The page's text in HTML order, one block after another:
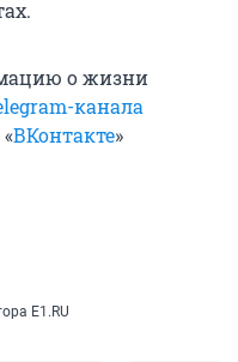
о жизни
канала
ВКонтакте»
E1.RU